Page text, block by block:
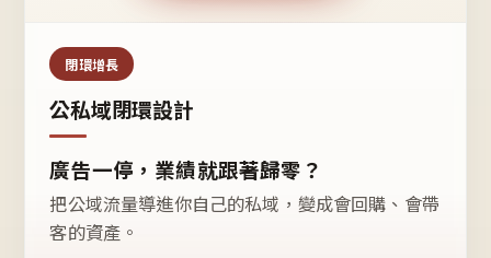
閉環增長
公私域閉環設計
廣告一停，業績就跟著歸零？
把公域流量導進你自己的私域，變成會回購、會帶
客的資產。